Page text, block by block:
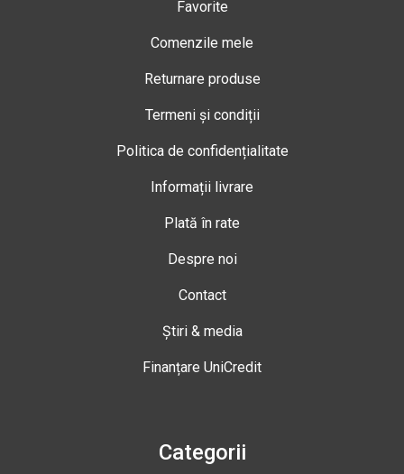
Favorite
Comenzile mele
Returnare produse
Termeni și condiții
Politica de confidențialitate
Informații livrare
Plată în rate
Despre noi
Contact
Știri & media
Finanțare UniCredit
Categorii